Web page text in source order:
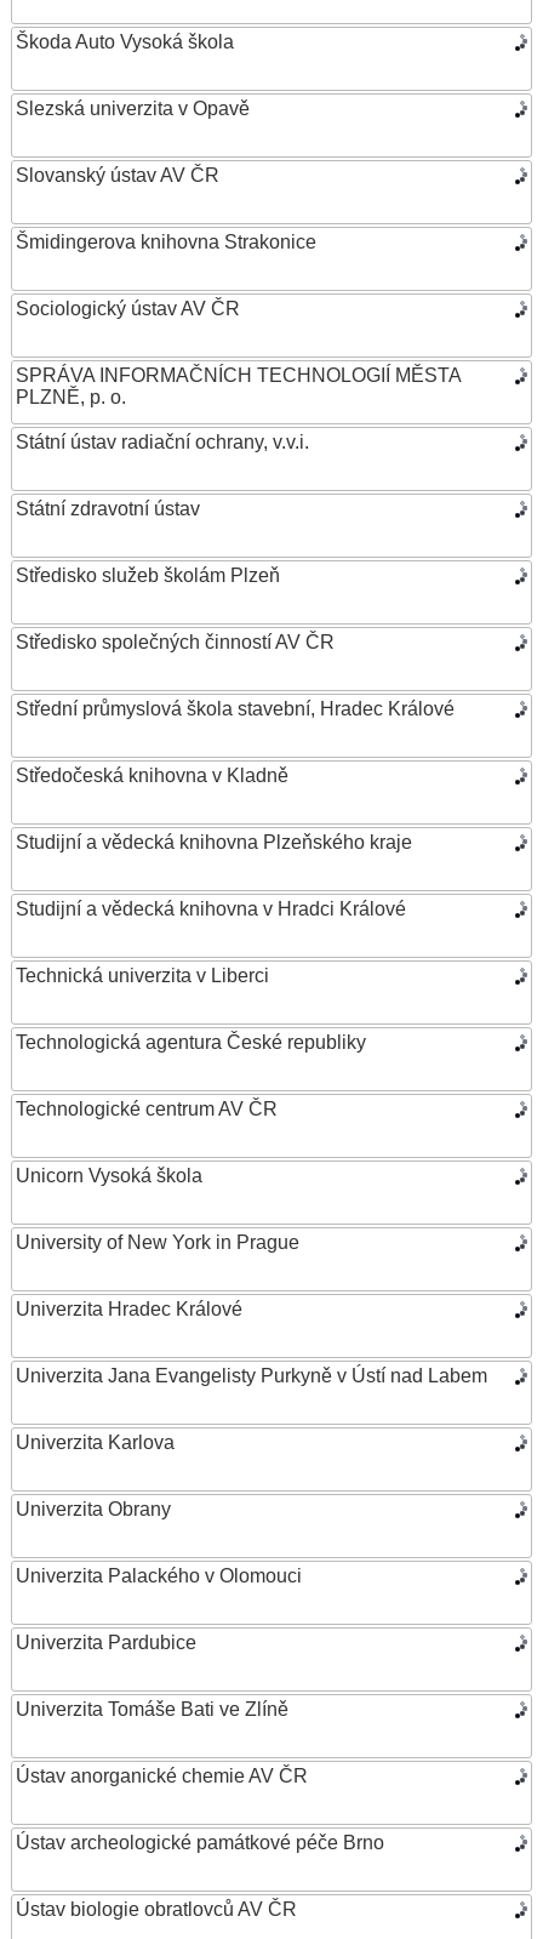
Škoda Auto Vysoká škola
Slezská univerzita v Opavě
Slovanský ústav AV ČR
Šmidingerova knihovna Strakonice
Sociologický ústav AV ČR
SPRÁVA INFORMAČNÍCH TECHNOLOGIÍ MĚSTA
PLZNĚ, p. o.
Státní ústav radiační ochrany, v.v.i.
Státní zdravotní ústav
Středisko služeb školám Plzeň
Středisko společných činností AV ČR
Střední průmyslová škola stavební, Hradec Králové
Středočeská knihovna v Kladně
Studijní a vědecká knihovna Plzeňského kraje
Studijní a vědecká knihovna v Hradci Králové
Technická univerzita v Liberci
Technologická agentura České republiky
Technologické centrum AV ČR
Unicorn Vysoká škola
University of New York in Prague
Univerzita Hradec Králové
Univerzita Jana Evangelisty Purkyně v Ústí nad Labem
Univerzita Karlova
Univerzita Obrany
Univerzita Palackého v Olomouci
Univerzita Pardubice
Univerzita Tomáše Bati ve Zlíně
Ústav anorganické chemie AV ČR
Ústav archeologické památkové péče Brno
Ústav biologie obratlovců AV ČR